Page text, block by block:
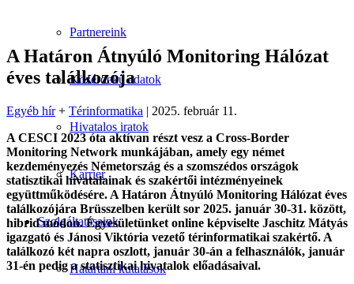
Partnereink
Közérdekű adatok
Hivatalos iratok
Karrier
Szolgáltatásaink
Határtani kutatások
A Határon Átnyúló Monitoring Hálózat
éves találkozója
Egyéb hír+ Térinformatika | 2025. február 11.
A CESCI 2023 óta aktívan részt vesz a Cross-Border
Monitoring Network munkájában, amely egy német
kezdeményezés Németország és a szomszédos országok
statisztikai hivatalainak és szakértői intézményeinek
együttműködésére. A Határon Átnyúló Monitoring Hálózat éves
találkozójára Brüsszelben került sor 2025. január 30-31. között,
hibrid módon. Egyesületünket online képviselte Jaschitz Mátyás
igazgató és Jánosi Viktória vezető térinformatikai szakértő. A
találkozó két napra oszlott, január 30-án a felhasználók, január
31-én pedig a statisztikai hivatalok előadásaival.